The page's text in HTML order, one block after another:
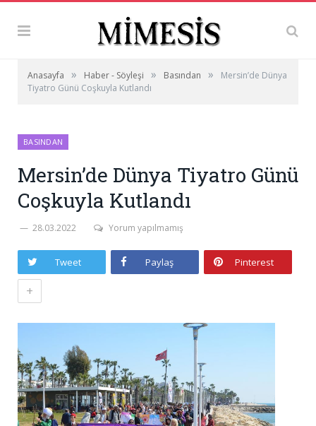
Anasayfa » Haber - Söyleşi » Basından »
Mersin’de Dünya
Tiyatro Günü Coşkuyla Kutlandı
BASINDAN
Mersin’de Dünya Tiyatro Günü
Coşkuyla Kutlandı
28.03.2022 Yorum yapılmamış
Tweet Paylaş Pinterest
+